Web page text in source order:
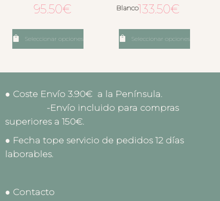
95.50€
Seleccionar opciones
Blanco133.50€
Seleccionar opciones
● Coste Envío 3.90€ a la Península.
-Envío incluido para compras
superiores a 150€.
● Fecha tope servicio de pedidos 12 días
laborables.
● Contacto